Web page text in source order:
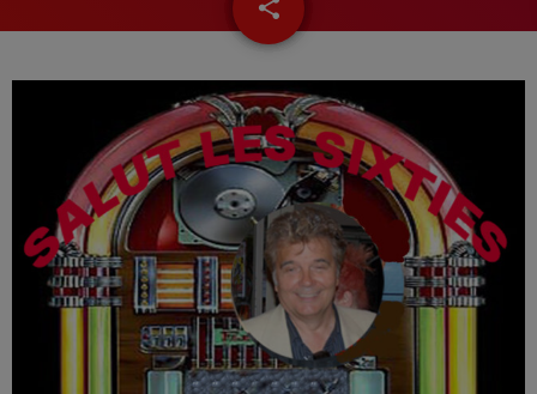
share
email